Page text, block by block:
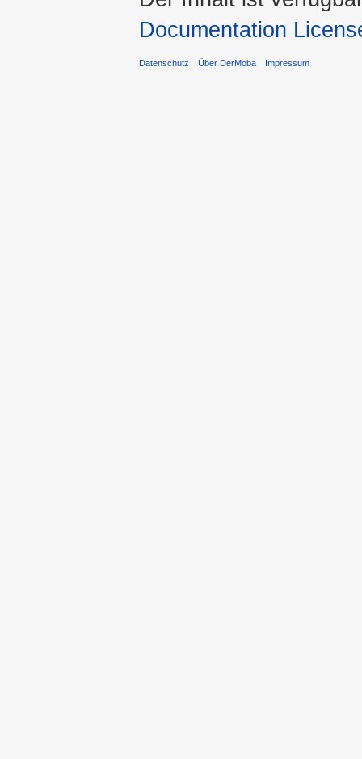
Documentation
Datenschutz Über DerMoba Impressum